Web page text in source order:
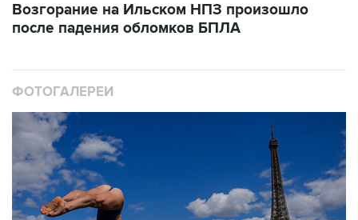
Возгорание на Ильском НПЗ произошло
после падения обломков БПЛА
ФОТОГАЛЕРЕИ